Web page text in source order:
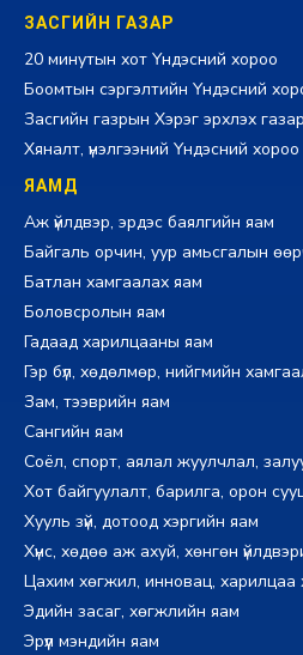
ЗАСГИЙН ГАЗАР
20 минутын хот Үндэсний хороо
Боомтын сэргэлтийн Үндэсний
Засгийн газрын Хэрэг эрхлэх газар
Хяналт, үнэлгээний Үндэсний хороо
ЯАМД
Аж үйлдвэр, эрдэс баялгийн яам
Байгаль орчин, уур амьсгалын
Батлан хамгаалах яам
Боловсролын яам
Гадаад харилцааны яам
Гэр бүл, хөдөлмөр, нийгмийн
Зам, тээврийн яам
Сангийн яам
Соёл, спорт, аялал жуулчлал,
Хот байгуулалт, барилга, орон
Хууль зүй, дотоод хэргийн яам
Хүнс, хөдөө аж ахуй, хөнгөн
Цахим хөгжил, инновац, харилцаа
Эдийн засаг, хөгжлийн яам
Эрүүл мэндийн яам